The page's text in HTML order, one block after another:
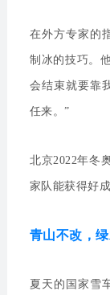
在外方专家的
制冰的技巧。
会结束就要靠
任来。”
北京2022年冬
家队能获得好
青山不改，
夏天的国家雪